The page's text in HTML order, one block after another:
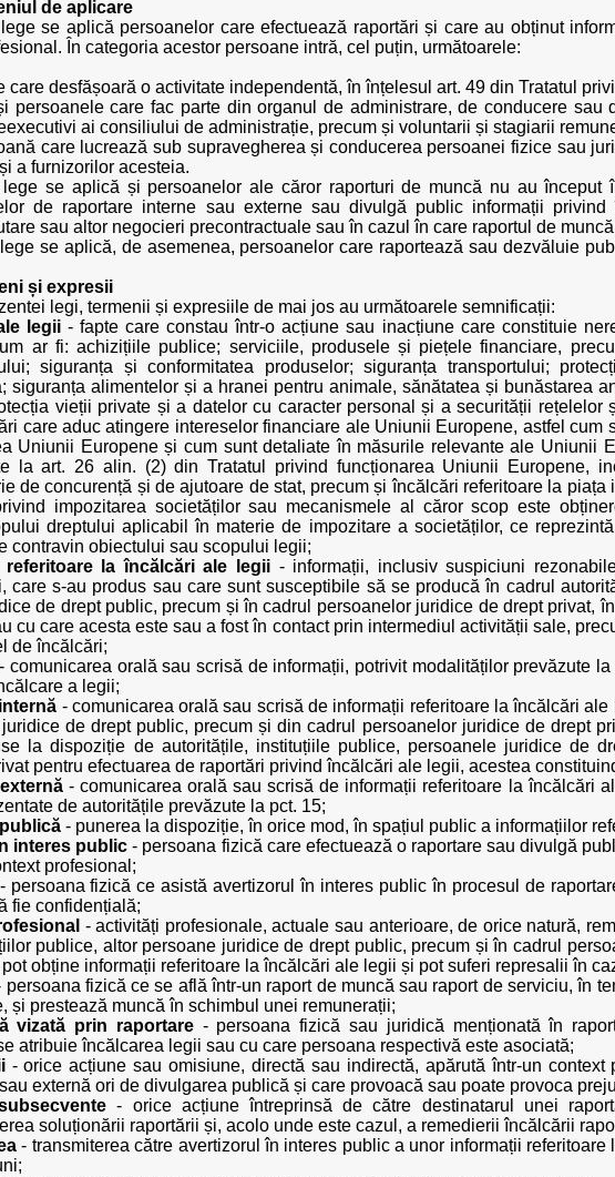
de aplicare
se aplică persoanelor care efectuează raportări și care au obținut
În categoria acestor persoane intră, cel puțin, următoarele:
care desfășoară o activitate independentă, în înțelesul art. 49 din Tratatul
persoanele care fac parte din organul de administrare, de conducere sau
ai consiliului de administrație, precum și voluntarii și stagiarii
care lucrează sub supravegherea și conducerea persoanei fizice sau
a furnizorilor acesteia.
lege se aplică și persoanelor ale căror raporturi de muncă nu au început
de raportare interne sau externe sau divulgă public informații
sau altor negocieri precontractuale sau în cazul în care raportul de
se aplică, de asemenea, persoanelor care raportează sau dezvăluie
și expresii
legi, termenii și expresiile de mai jos au următoarele semnificații:
legii - fapte care constau într-o acțiune sau inacțiune care constituie
ar fi: achizițiile publice; serviciile, produsele și piețele financiare,
siguranța și conformitatea produselor; siguranța transportului;
siguranța alimentelor și a hranei pentru animale, sănătatea și bunăstarea
vieții private și a datelor cu caracter personal și a securității rețelelor
care aduc atingere intereselor financiare ale Uniunii Europene, astfel cum
Uniunii Europene și cum sunt detaliate în măsurile relevante ale Uniunii
la art. 26 alin. (2) din Tratatul privind funcționarea Uniunii Europene,
de concurență și de ajutoare de stat, precum și încălcări referitoare la
impozitarea societăților sau mecanismele al căror scop este
dreptului aplicabil în materie de impozitare a societăților, ce
contravin obiectului sau scopului legii;
referitoare la încălcări ale legii - informații, inclusiv suspiciuni
care s-au produs sau care sunt susceptibile să se producă în cadrul
de drept public, precum și în cadrul persoanelor juridice de drept privat,
cu care acesta este sau a fost în contact prin intermediul activității sale,
de încălcări;
- comunicarea orală sau scrisă de informații, potrivit modalităților prevăzute
a legii;
- comunicarea orală sau scrisă de informații referitoare la încălcări
de drept public, precum și din cadrul persoanelor juridice de drept
la dispoziție de autoritățile, instituțiile publice, persoanele juridice de
pentru efectuarea de raportări privind încălcări ale legii, acestea
- comunicarea orală sau scrisă de informații referitoare la încălcări
de autoritățile prevăzute la pct. 15;
- punerea la dispoziție, în orice mod, în spațiul public a informațiilor
interes public - persoana fizică care efectuează o raportare sau divulgă
profesional;
persoana fizică ce asistă avertizorul în interes public în procesul de
fie confidențială;
- activități profesionale, actuale sau anterioare, de orice natură,
publice, altor persoane juridice de drept public, precum și în cadrul
obține informații referitoare la încălcări ale legii și pot suferi represalii în
persoana fizică ce se află într-un raport de muncă sau raport de serviciu, în
și prestează muncă în schimbul unei remunerații;
vizată prin raportare- persoana fizică sau juridică menționată în
atribuie încălcarea legii sau cu care persoana respectivă este asociată;
- orice acțiune sau omisiune, directă sau indirectă, apărută într-un context
externă ori de divulgarea publică și care provoacă sau poate provoca
- orice acțiune întreprinsă de către destinatarul unei
soluționării raportării și, acolo unde este cazul, a remedierii încălcării
- transmiterea către avertizorul în interes public a unor informații